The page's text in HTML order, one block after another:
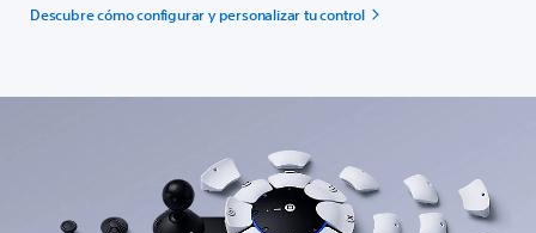
Descubre cómo configurar y personalizar tu control